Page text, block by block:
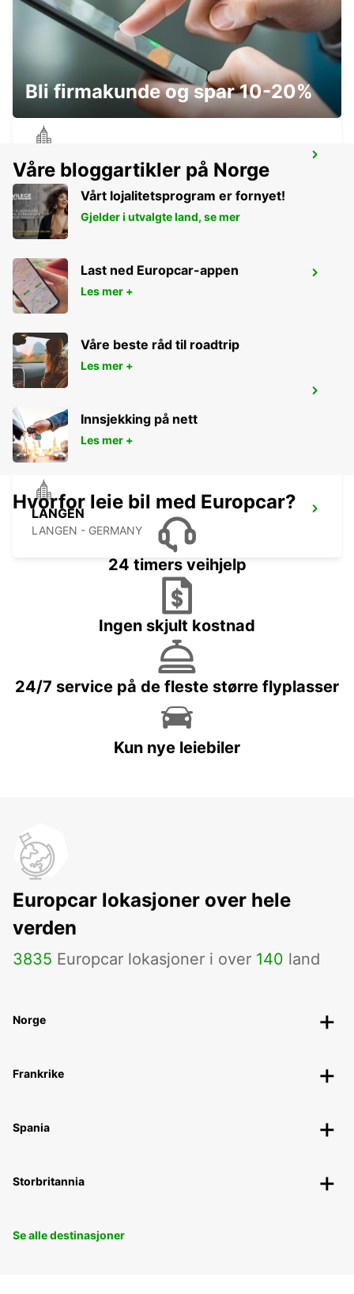
FRANKFURT AIRPORT TERMINAL 3
FRANKFURT AM MAIN - GERMANY
FRANKFURT BOCKENHEIM
FRANKFURT AM MAIN - GERMANY
FRANKFURT MAIN STATION
FRANKFURT AM MAIN - GERMANY
BAD HOMBURG - GERMANY
LANGEN
LANGEN - GERMANY
Bli firmakunde og spar 10-20%
Våre bloggartikler på Norge
Vårt lojalitetsprogram er fornyet!
Gjelder i utvalgte land, se mer
Last ned Europcar-appen
Les mer +
Våre beste råd til roadtrip
Les mer +
Innsjekking på nett
Les mer +
Hvorfor leie bil med Europcar?
24 timers veihjelp
Ingen skjult kostnad
24/7 service på de fleste større flyplasser
Kun nye leiebiler
Europcar lokasjoner over hele
verden
3835 Europcar lokasjoner i over 140 land
Norge
Frankrike
Spania
Storbritannia
Se alle destinasjoner